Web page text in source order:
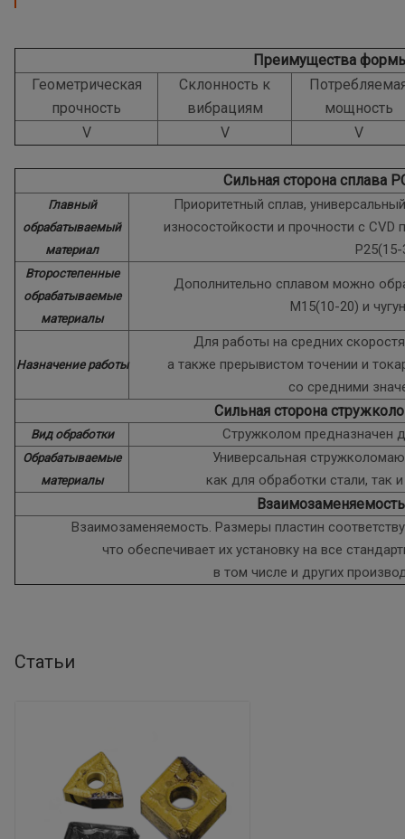
Преимущества
Геометрическая
прочность
Склонность к
вибрациям
мощность
V
V V
Сильная сторона сплава
Главный
обрабатываемый
материал
Приоритетный сплав,
износостойкости и прочности с
Второстепенные
обрабатываемые
материалы
Дополнительно сплавом можно
M15(10-20) и
Назначение работы
Для работы на средних
а также прерывистом точении и
со средними
Сильная сторона
Вид обработки Стружколом предназначен
Обрабатываемые
материалы
Универсальная
как для обработки стали, так
Взаимозаменяемость
Взаимозаменяемость. Размеры пластин
что обеспечивает их установку на все
в том числе и других
Статьи